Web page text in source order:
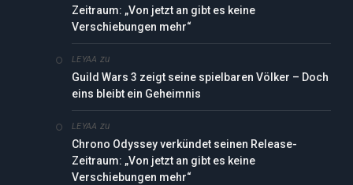
Zeitraum: „Von jetzt an gibt es keine
Verschiebungen mehr“
LEYAA zu
Guild Wars 3 zeigt seine spielbaren Völker – Doch
eins bleibt ein Geheimnis
LEYAA zu
Chrono Odyssey verkündet seinen Release-
Zeitraum: „Von jetzt an gibt es keine
Verschiebungen mehr“